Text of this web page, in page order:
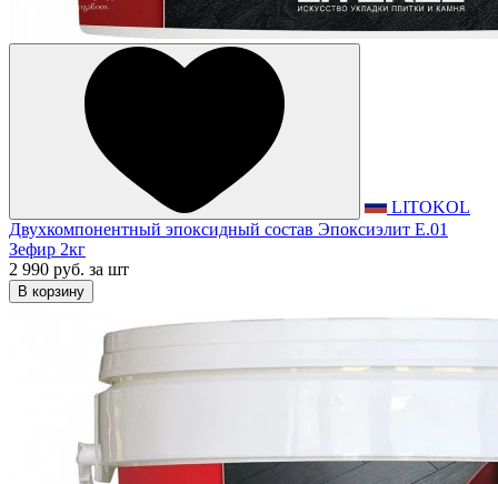
LITOKOL
Двухкомпонентный эпоксидный состав Эпоксиэлит E.01
Зефир 2кг
2 990 руб. за шт
В корзину